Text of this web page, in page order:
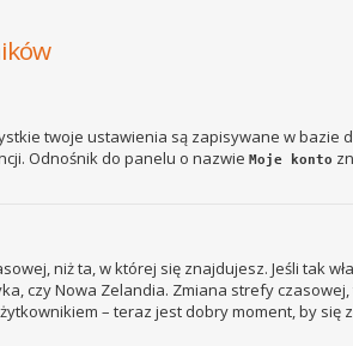
twoje ustawienia są zapisywane w
Odnośnik do panelu o nazwie Moje konto
niż ta, w której się znajdujesz. Jeśli tak
czy Nowa Zelandia. Zmiana strefy
– teraz jest dobry moment, by się